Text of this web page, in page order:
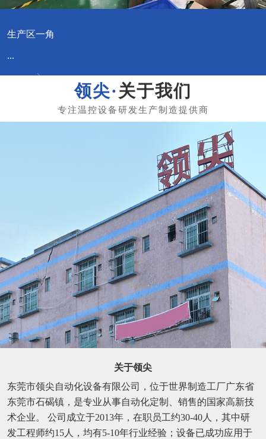
生产区一角
...
关于我们
关于领尖
东莞市领尖自动化设备有限公司，位于世界制造工厂广东省
东莞市石碣镇，是专业从事自动化定制、销售的国家高新技
术企业。 公司成立于2013年，在职员工约30-40人，其中研
发工程师约15人，均有5-10年行业经验；设备已成功应用于